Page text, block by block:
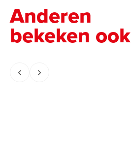
Anderen
bekeken ook